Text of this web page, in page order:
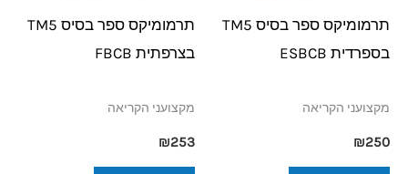
תרמומיקס ספר בסיס TM5
בספרדית ESBCB
מקצועני הקריאה
₪250
תרמומיקס ספר בסיס TM5
בצרפתית FBCB
מקצועני הקריאה
₪253